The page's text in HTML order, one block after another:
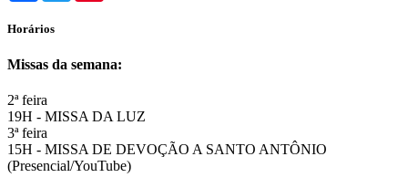
Horários
Missas da semana:
2ª feira
19H - MISSA DA LUZ
3ª feira
15H - MISSA DE DEVOÇÃO A SANTO ANTÔNIO
(Presencial/YouTube)